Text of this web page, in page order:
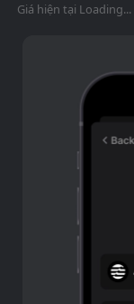
Giá hiện tại Loading...